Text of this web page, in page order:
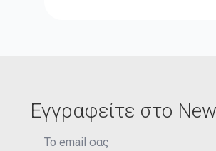
Εγγραφείτε στο